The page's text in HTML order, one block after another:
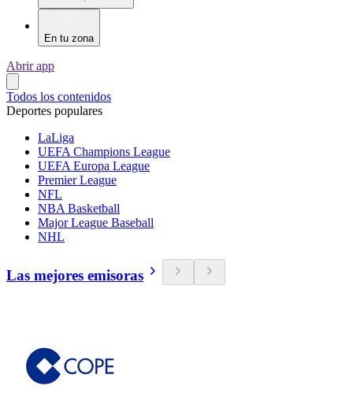
En tu zona
Abrir app
Todos los contenidos
Deportes populares
LaLiga
UEFA Champions League
UEFA Europa League
Premier League
NFL
NBA Basketball
Major League Baseball
NHL
Las mejores emisoras